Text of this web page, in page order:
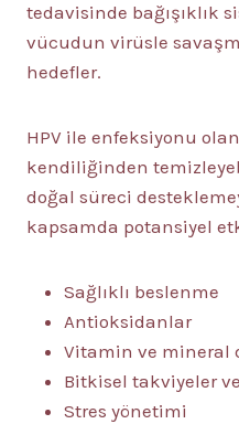
tedavisinde bağışıklık
vücudun virüsle
hedefler.
HPV ile enfeksiyonu
kendiliğinden
doğal süreci
kapsamda potansiyel
Sağlıklı beslenme
Antioksidanlar
Vitamin ve mineral
Bitkisel takviyeler
Stres yönetimi